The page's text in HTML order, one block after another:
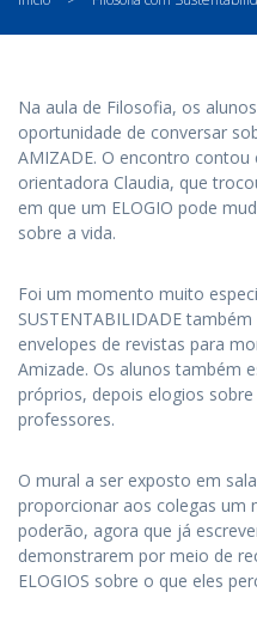
Na aula de Filosofia, os
oportunidade de conversar
AMIZADE. O encontro
orientadora Claudia, que
em que um ELOGIO pode
sobre a vida.
Foi um momento muito
SUSTENTABILIDADE
envelopes de revistas para
Amizade. Os alunos também
próprios, depois elogios
professores.
O mural a ser exposto em
proporcionar aos colegas um
poderão, agora que já
demonstrarem por meio de
ELOGIOS sobre o que eles